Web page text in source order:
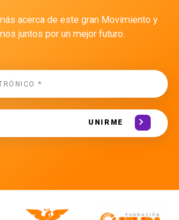
acerca de este gran Movimiento y
juntos por un mejor futuro.
UNIRME